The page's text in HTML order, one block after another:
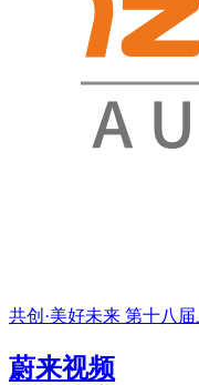
共创·美好未来 第十八
蔚来视频